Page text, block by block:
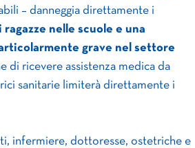
– danneggia direttamente i
nelle scuole e una
grave nel settore
di ricevere assistenza medica da
sanitarie limiterà direttamente i
infermiere, dottoresse, ostetriche e